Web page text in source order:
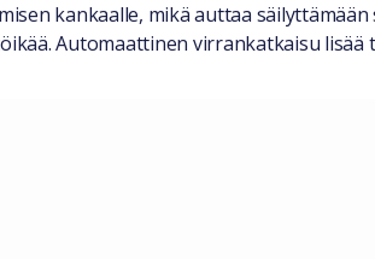
kankaalle, mikä auttaa
Automaattinen virrankatkaisu